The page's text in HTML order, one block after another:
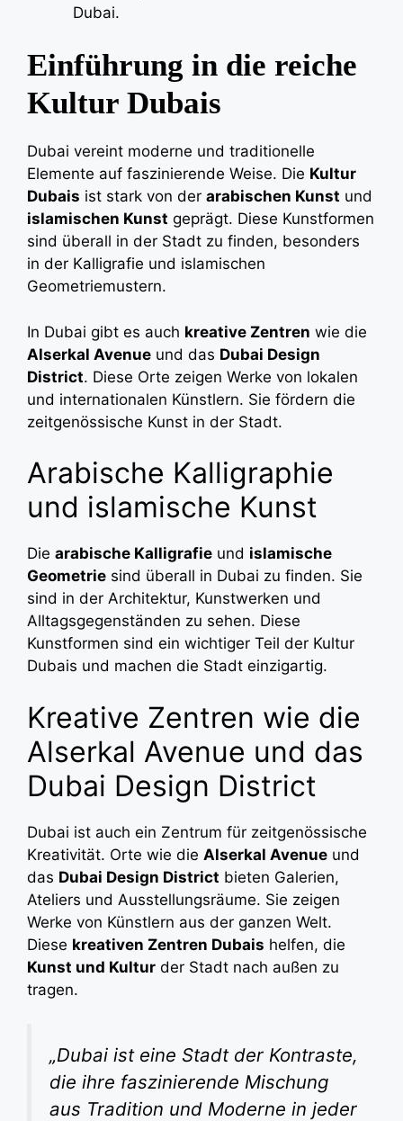
Dubai.
Einführung in die reiche
Kultur Dubais
Dubai vereint moderne und traditionelle
Elemente auf faszinierende Weise. Die Kultur
Dubais ist stark von der arabischen Kunst und
islamischen Kunst geprägt. Diese Kunstformen
sind überall in der Stadt zu finden, besonders
in der Kalligrafie und islamischen
Geometriemustern.
In Dubai gibt es auch kreative Zentren wie die
Alserkal Avenue und das Dubai Design
District. Diese Orte zeigen Werke von lokalen
und internationalen Künstlern. Sie fördern die
zeitgenössische Kunst in der Stadt.
Arabische Kalligraphie
und islamische Kunst
Die arabische Kalligrafie und islamische
Geometrie sind überall in Dubai zu finden. Sie
sind in der Architektur, Kunstwerken und
Alltagsgegenständen zu sehen. Diese
Kunstformen sind ein wichtiger Teil der Kultur
Dubais und machen die Stadt einzigartig.
Kreative Zentren wie die
Alserkal Avenue und das
Dubai Design District
Dubai ist auch ein Zentrum für zeitgenössische
Kreativität. Orte wie die Alserkal Avenue und
das Dubai Design District bieten Galerien,
Ateliers und Ausstellungsräume. Sie zeigen
Werke von Künstlern aus der ganzen Welt.
Diese kreativen Zentren Dubais helfen, die
Kunst und Kultur der Stadt nach außen zu
tragen.
„Dubai ist eine Stadt der Kontraste,
die ihre faszinierende Mischung
aus Tradition und Moderne in jeder